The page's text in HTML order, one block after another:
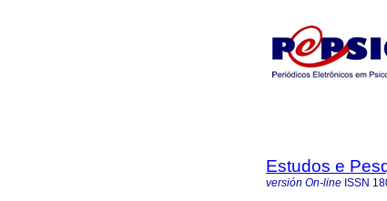
Estudos e
versión On-line ISSN